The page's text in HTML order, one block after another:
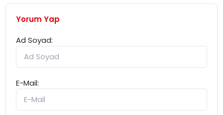
Yorum Yap
Ad Soyad:
E-Mail: